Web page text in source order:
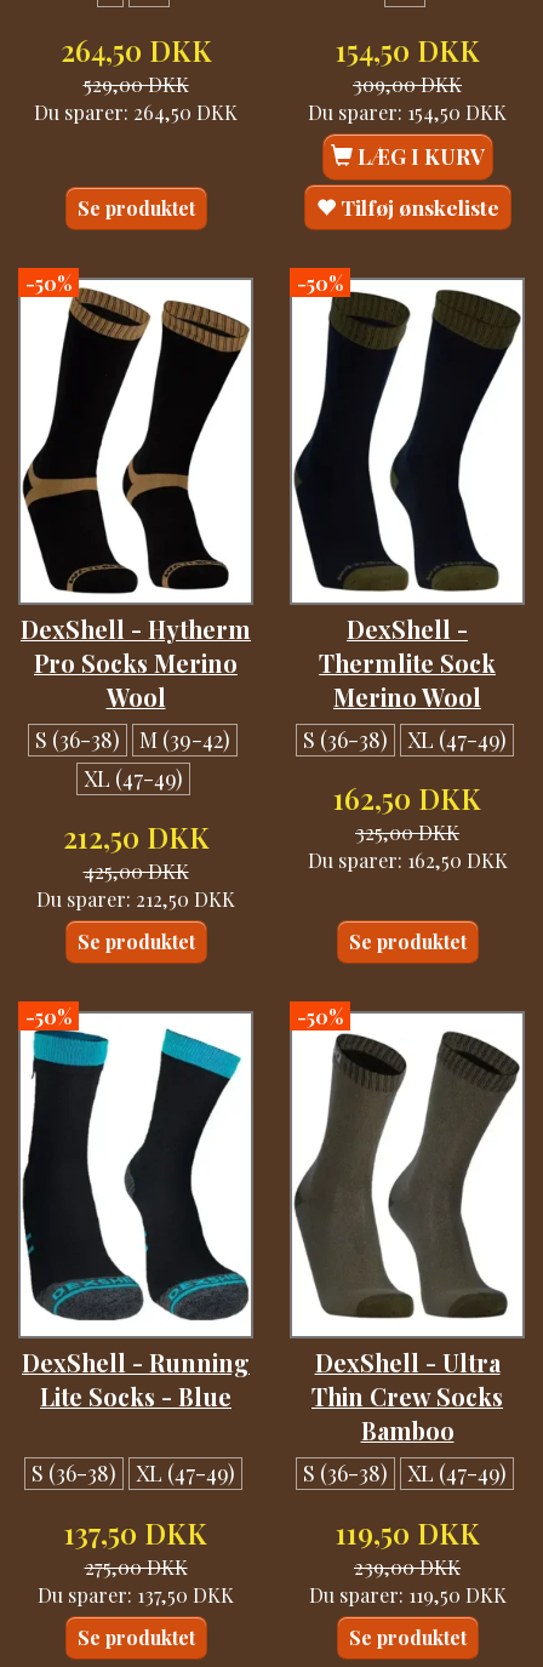
264,50 DKK
529,00 DKK
Du sparer: 264,50 DKK
Se produktet
154,50 DKK
309,00 DKK
Du sparer: 154,50 DKK
LÆG I KURV
Tilføj ønskeliste
-50%
DexShell - Hytherm
Pro Socks Merino
Wool
S (36-38)
M (39-42)
XL (47-49)
212,50 DKK
425,00 DKK
Du sparer: 212,50 DKK
Se produktet
-50%
DexShell -
Thermlite Sock
Merino Wool
S (36-38) XL (47-49)
162,50 DKK
325,00 DKK
Du sparer: 162,50 DKK
Se produktet
-50%
DexShell - Running
Lite Socks - Blue
S (36-38) XL (47-49)
137,50 DKK
275,00 DKK
Du sparer: 137,50 DKK
Se produktet
-50%
DexShell - Ultra
Thin Crew Socks
Bamboo
S (36-38) XL (47-49)
119,50 DKK
239,00 DKK
Du sparer: 119,50 DKK
Se produktet